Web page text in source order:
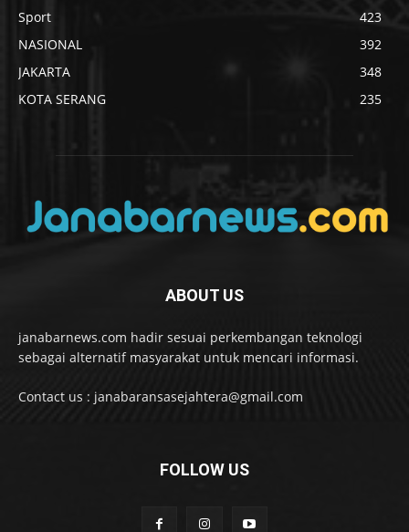
Sport
423
NASIONAL
392
JAKARTA
348
KOTA SERANG
235
ABOUT US
janabarnews.com hadir sesuai perkembangan teknologi
sebagai alternatif masyarakat untuk mencari informasi.
Contact us : janabaransasejahtera@gmail.com
FOLLOW US